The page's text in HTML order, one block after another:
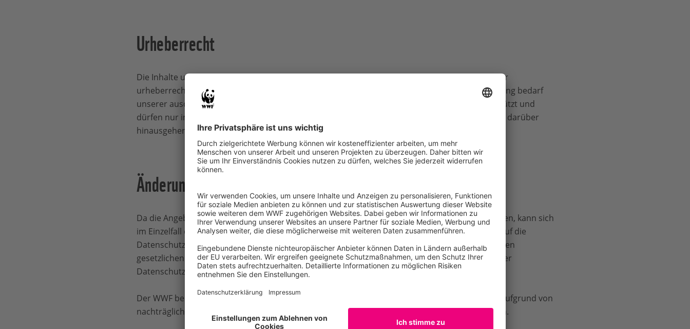
Urheberrecht
Die Inhalte unserer Website sind urheberrechtlich geschützt und dürfen nur in den Grenzen der
urheberrechtlichen Ausnahmetatbestände kopiert werden. Jede darüber hinausgehende Nutzung bedarf
unserer ausdrücklichen Zustimmung. Die Inhalte unserer Website sind urheberrechtlich geschützt und
dürfen nur in den Grenzen der urheberrechtlichen Ausnahmetatbestände kopiert werden. Jede darüber
hinausgehende Nutzung bedarf unserer ausdrücklichen Zustimmung.
Änderungen
Da die Angebote aufwww.wwf.de/aktiv-werden/wwf-erlebnistourenÄnderungen erfahren können, kann sich
im Einzelfall die Notwendigkeit von Neuerungen in Bezug auf die Nutzungsbedingungen sowie auf die
Datenschutzerklärung ergeben. Gleiches gilt für jederzeit mögliche Änderungen der einschlägigen
gesetzlichen Vorschriften, die eine Anpassung erfordern können. Die jeweils aktuelle Fassung der
Datenschutzerklärung und -informationen kann jederzeit auf der Website eingesehen werden.
Der WWF behält sich vor, diese Nutzungsbedingungen jederzeit zu ändern, wenn Änderungen aufgrund von
nachträglich erkannten Regelungslücken oder im Hinblick auf neue Dienste erforderlich werden.